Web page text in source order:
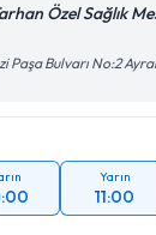
Özel Sağlık
Paşa Bulvarı No:2
Yarın
11:00